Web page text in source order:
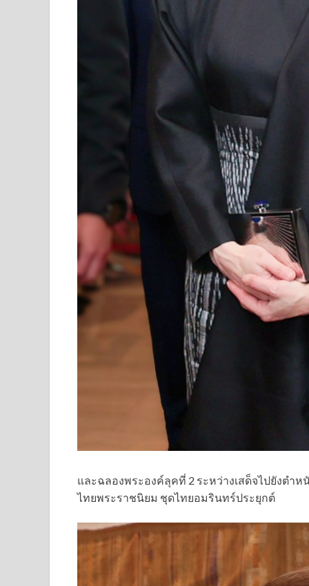
และฉลองพระองค์ลุคที่ 2 ระหว่างเสด็จไปยังตำ
ไทยพระราชนิยม ชุดไทยอมรินทร์ประยุกต์